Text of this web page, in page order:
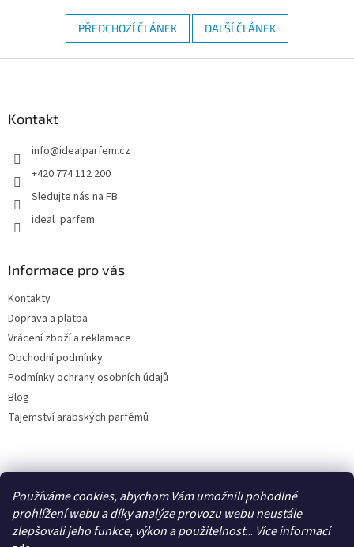
Používáme cookies, abychom Vám umožnili pohodlné
prohlížení webu a díky analýze provozu webu neustále
zlepšovali jeho funkce, výkon a použitelnost... Víceinformací
PŘEDCHOZÍ ČLÁNEK DALŠÍ ČLÁNEK
Kontakt
info@idealparfem.cz
+420 774 112 200
Sledujte nás na FB
ideal_parfem
Informace pro vás
Kontakty
Doprava a platba
Vrácení zboží a reklamace
Obchodní podmínky
Podmínky ochrany osobních údajů
Blog
Tajemství arabských parfémů
Facebook